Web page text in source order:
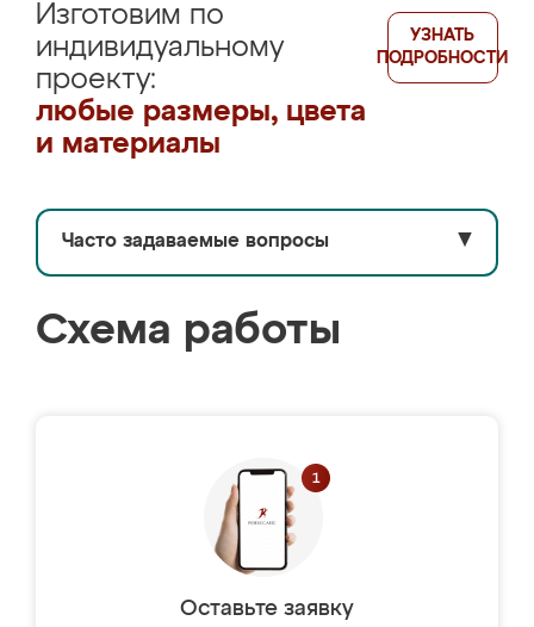
Изготовим по
индивидуальному
проекту:
любые размеры, цвета
и материалы
УЗНАТЬ
ПОДРОБНОСТИ
Часто задаваемые вопросы ▼
Схема работы
Оставьте заявку